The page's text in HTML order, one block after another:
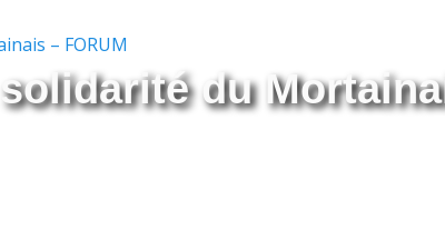
du